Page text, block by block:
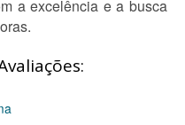
a excelência e a busca